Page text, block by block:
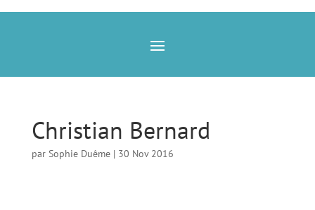
Christian Bernard
par Sophie Duême| 30 Nov 2016